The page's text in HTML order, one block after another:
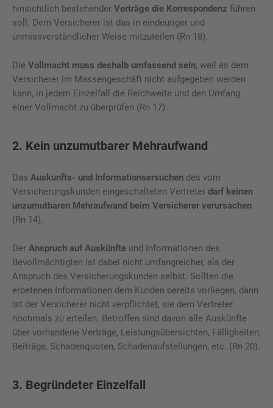
hinsichtlich bestehender Verträge die Korrespondenz führen
soll. Dem Versicherer ist das in eindeutiger und
unmissverständlicher Weise mitzuteilen (Rn 18).
Die Vollmacht muss deshalb umfassend sein, weil es dem
Versicherer im Massengeschäft nicht aufgegeben werden
kann, in jedem Einzelfall die Reichweite und den Umfang
einer Vollmacht zu überprüfen (Rn 17).
2. Kein unzumutbarer Mehraufwand
Das Auskunfts- und Informationsersuchen des vom
Versicherungskunden eingeschalteten Vertreter darf keinen
unzumutbaren Mehraufwand beim Versicherer verursachen
(Rn 14).
Der Anspruch auf Auskünfte und Informationen des
Bevollmächtigten ist dabei nicht umfangreicher, als der
Anspruch des Versicherungskunden selbst. Sollten die
erbetenen Informationen dem Kunden bereits vorliegen, dann
ist der Versicherer nicht verpflichtet, sie dem Vertreter
nochmals zu erteilen. Betroffen sind davon alle Auskünfte
über vorhandene Verträge, Leistungsübersichten, Fälligkeiten,
Beiträge, Schadenquoten, Schadenaufstellungen, etc. (Rn 20).
3. Begründeter Einzelfall